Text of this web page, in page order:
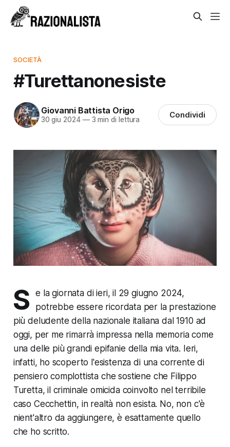
SOCIETÀ
#Turettanonesiste
Giovanni Battista Origo
30 giu 2024 —3 min di lettura Condividi
S
e la giornata di ieri, il 29 giugno 2024,
potrebbe essere ricordata per la prestazione
più deludente della nazionale italiana dal 1910 ad
oggi, per me rimarrà impressa nella memoria come
una delle più grandi epifanie della mia vita. Ieri,
infatti, ho scoperto l'esistenza di una corrente di
pensiero complottista che sostiene che Filippo
Turetta, il criminale omicida coinvolto nel terribile
caso Cecchettin, in realtà non esista. No, non c'è
nient'altro da aggiungere, è esattamente quello
che ho scritto.